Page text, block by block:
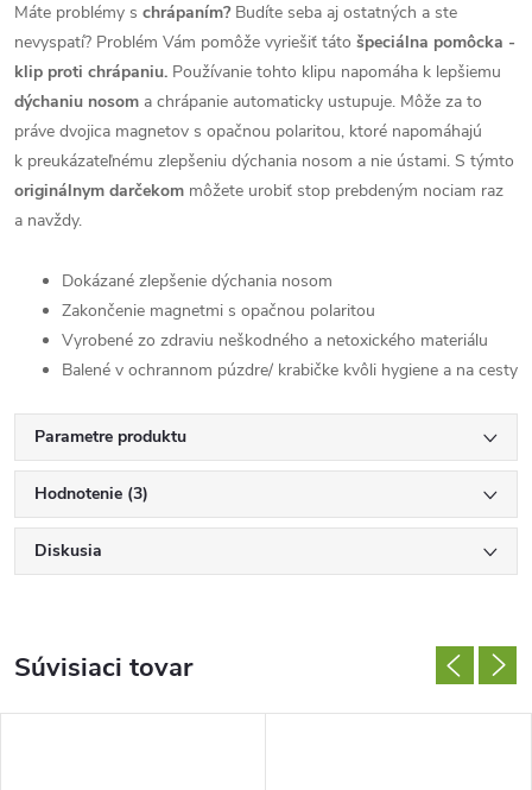
Máte problémy s chrápaním?Budíte seba aj ostatných a ste
nevyspatí? Problém Vám pomôže vyriešiť táto špeciálna pomôcka -
klip proti chrápaniu. Používanie tohto klipu napomáha k lepšiemu
dýchaniu nosom a chrápanie automaticky ustupuje. Môže za to
práve dvojica magnetov s opačnou polaritou, ktoré napomáhajú
k preukázateľnému zlepšeniu dýchania nosom a nie ústami. S týmto
originálnym darčekom môžete urobiť stop prebdeným nociam raz
a navždy.
Dokázané zlepšenie dýchania nosom
Zakončenie magnetmi s opačnou polaritou
Vyrobené zo zdraviu neškodného a netoxického materiálu
Balené v ochrannom púzdre/ krabičke kvôli hygiene a na cesty
Parametre produktu
Hodnotenie (3)
Diskusia
Súvisiaci tovar